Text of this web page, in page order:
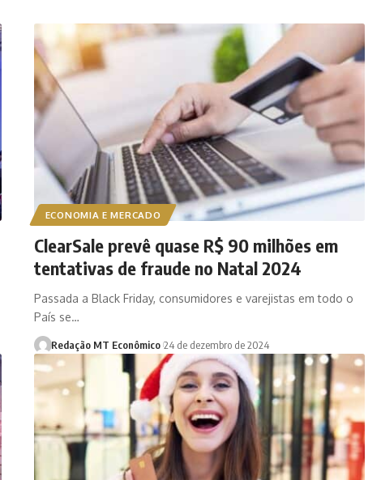
ECONOMIA E MERCADO
ClearSale prevê quase R$ 90 milhões em
tentativas de fraude no Natal 2024
Passada a Black Friday, consumidores e varejistas em todo o
País se…
Redação MT Econômico 24 de dezembro de 2024